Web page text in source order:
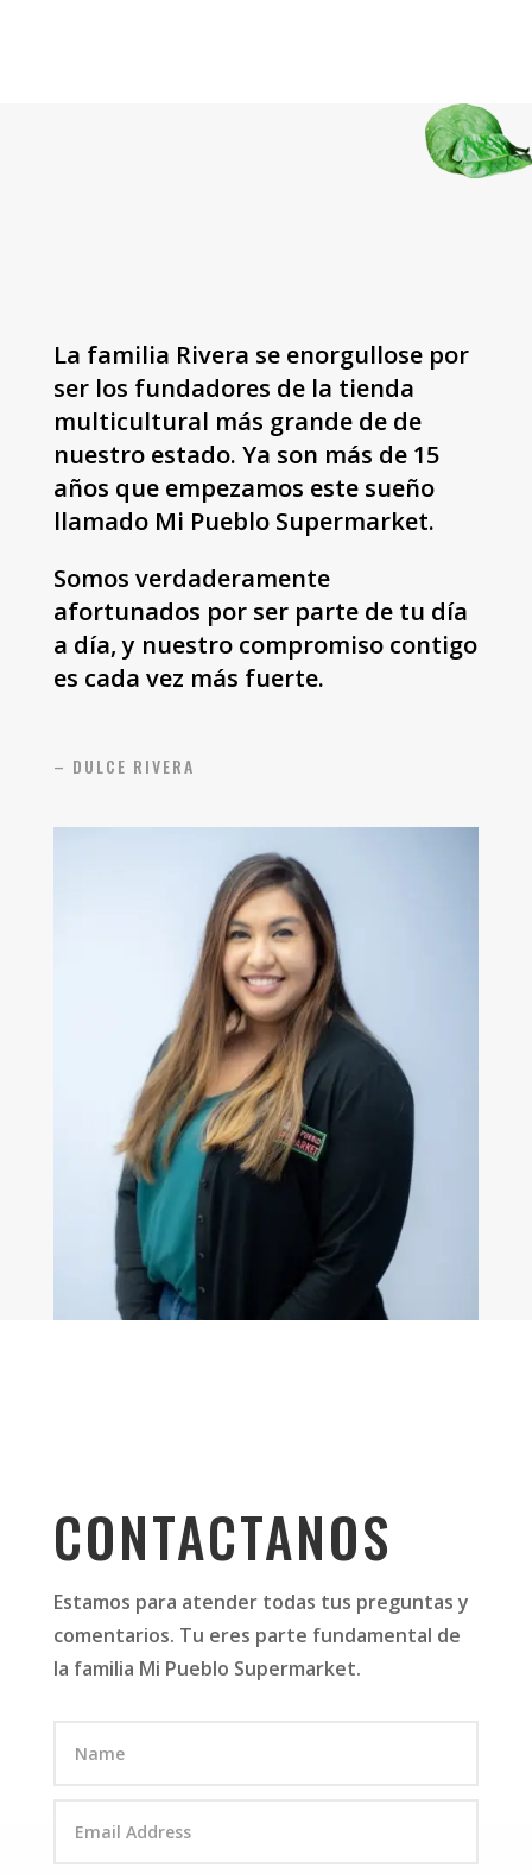
La familia Rivera se enorgullose por
ser los fundadores de la tienda
multicultural más grande de de
nuestro estado. Ya son más de 15
años que empezamos este sueño
llamado Mi Pueblo Supermarket.
Somos verdaderamente
afortunados por ser parte de tu día
a día, y nuestro compromiso contigo
es cada vez más fuerte.
– DULCE RIVERA
CONTACTANOS
Estamos para atender todas tus preguntas y
comentarios. Tu eres parte fundamental de
la familia Mi Pueblo Supermarket.